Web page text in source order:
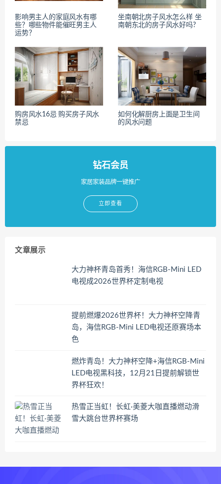
影响男主人的家庭风水有哪
些？哪些物件能催旺男主人
运势？
坐南朝北房子风水怎么样 坐
南朝东北的房子风水好吗?
购房风水16忌 购买房子风水
禁忌
如何化解厨房上面是卫生间
的风水问题
钻石会员
家居家装品牌一键推广
立即查看
文章展示
大力神杯青岛首秀！海信RGB-Mini LED
电视成2026世界杯定制电视
提前燃爆2026世界杯！大力神杯空降青
岛，海信RGB-Mini LED电视还原赛场本
色
燃炸青岛！大力神杯空降+海信RGB-Mini
LED电视黑科技，12月21日提前解锁世
界杯狂欢！
热雪正当虹！长虹·美菱大咖直播燃动滑
雪大跳台世界杯赛场